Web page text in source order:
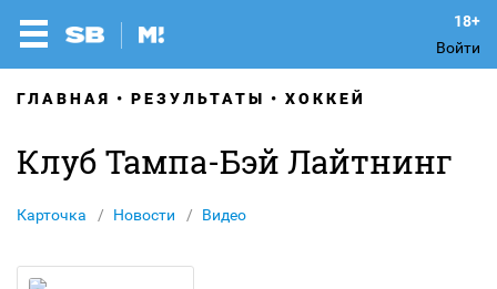
Войти
ГЛАВНАЯ РЕЗУЛЬТАТЫ ХОККЕЙ
Клуб Тампа-Бэй Лайтнинг
Карточка Новости Видео